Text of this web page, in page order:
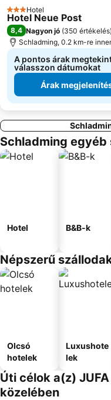
3 Kategória
Hotel
Hotel Neue Post
8,4 Nagyon jó (350 értékelés)
Schladming, 0.2 km-re
A pontos árak
válasszon dátumokat
Árak
Schladming egyéb
Hotel B&B-k
Népszerű
Olcsó
hotelek
Luxushote
lek
Úti célok a(z)
közelében